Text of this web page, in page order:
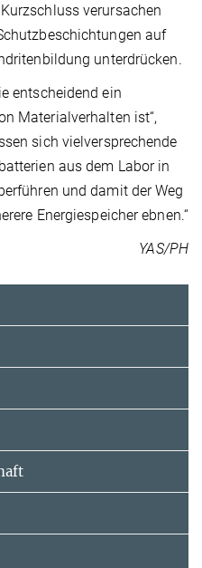
verursachen
auf
unterdrücken.
entscheidend ein
Materialverhalten ist“,
sich vielversprechende
aus dem Labor in
und damit der Weg
Energiespeicher ebnen.“
YAS/PH